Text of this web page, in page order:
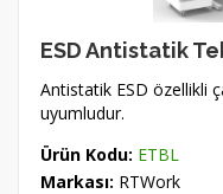
ESD Antistatik
Antistatik ESD özellikli
uyumludur.
Ürün Kodu: ETBL
Markası: RTWork